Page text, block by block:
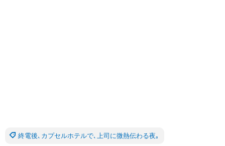
終電後､カプセルホテルで､上司に微熱伝わる夜｡